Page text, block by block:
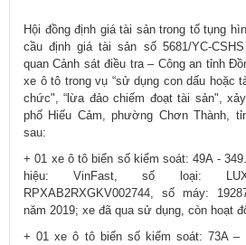
Hội đồng định giá tài sản trong tố tụng
cầu định giá tài sản số 5681/YC-
quan Cảnh sát điều tra – Công an tỉnh
xe ô tô trong vụ “sử dụng con dấu hoặc
chức", “lừa đảo chiếm đoạt tài sản",
phố Hiếu Cảm, phường Chơn Thành,
sau:
+ 01 xe ô tô biển số kiểm soát: 49A -
hiệu: VinFast, số loại:
RPXAB2RXGKV002744, số máy:
năm 2019; xe đã qua sử dụng, còn hoạt
+ 01 xe ô tô biển số kiểm soát: 73A –